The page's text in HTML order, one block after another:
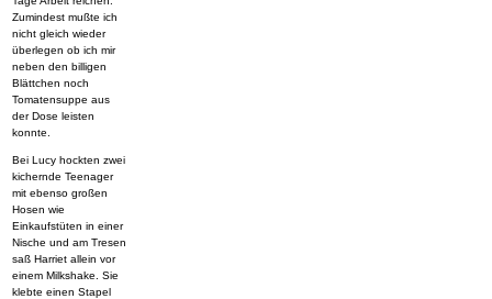
Zumindest mußte ich
nicht gleich wieder
überlegen ob ich mir
neben den billigen
Blättchen noch
Tomatensuppe aus
der Dose leisten
konnte.
Bei Lucy hockten zwei
kichernde Teenager
mit ebenso großen
Hosen wie
Einkaufstüten in einer
Nische und am Tresen
saß Harriet allein vor
einem Milkshake. Sie
klebte einen Stapel